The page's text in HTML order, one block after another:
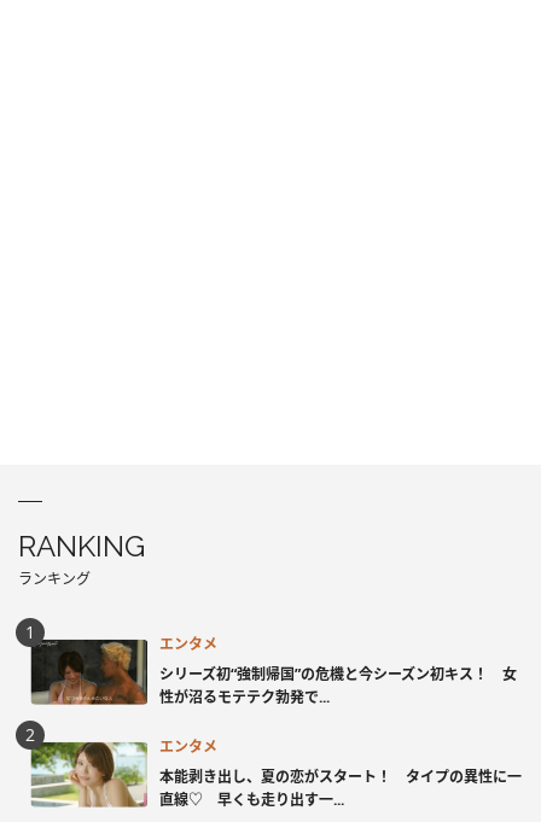
RANKING
ランキング
エンタメ
シリーズ初“強制帰国”の危機と今シーズン初キス！ 女
性が沼るモテテク勃発で...
エンタメ
本能剥き出し、夏の恋がスタート！ タイプの異性に一
直線♡ 早くも走り出す一...